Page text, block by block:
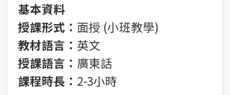
基本資料
授課形式： 面授 (小班教學)
教材語言： 英文
授課語言： 廣東話
課程時長： 2-3小時